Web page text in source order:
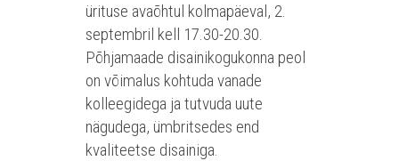
ürituse avaõhtul kolmapäeval, 2.
septembril kell 17.30-20.30.
Põhjamaade disainikogukonna peol
on võimalus kohtuda vanade
kolleegidega ja tutvuda uute
nägudega, ümbritsedes end
kvaliteetse disainiga.